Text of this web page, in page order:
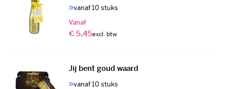
vanaf 10 stuks
Vanaf
€ 5,45
Jij bent goud waard
vanaf 10 stuks